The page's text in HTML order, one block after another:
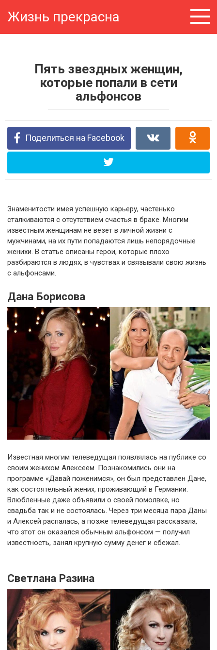
Жизнь прекрасна
Пять звездных женщин,
которые попали в сети
альфонсов
Поделиться на Facebook
Знаменитости имея успешную карьеру, частенько
сталкиваются с отсутствием счастья в браке. Многим
известным женщинам не везет в личной жизни с
мужчинами, на их пути попадаются лишь непорядочные
женихи. В статье описаны герои, которые плохо
разбираются в людях, в чувствах и связывали свою жизнь
с альфонсами.
Дана Борисова
Известная многим телеведущая появлялась на публике со
своим женихом Алексеем. Познакомились они на
программе «Давай поженимся», он был представлен Дане,
как состоятельный жених, проживающий в Германии.
Влюбленные даже объявили о своей помолвке, но
свадьба так и не состоялась. Через три месяца пара Даны
и Алексей распалась, а позже телеведущая рассказала,
что этот он оказался обычным альфонсом — получил
известность, занял крупную сумму денег и сбежал.
Светлана Разина